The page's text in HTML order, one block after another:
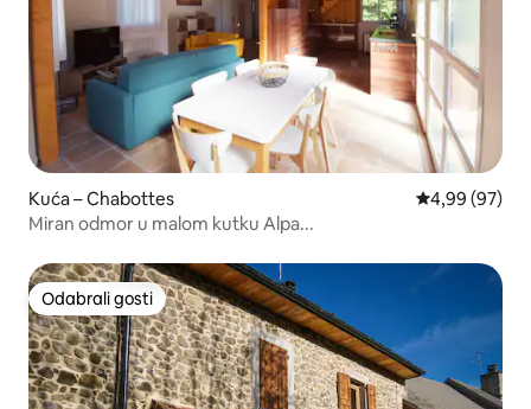
Kuća – Chabottes Prosječna
4,99 (97)
Miran odmor u malom kutku Alpa...
Odabrali gosti
Odabrali gosti